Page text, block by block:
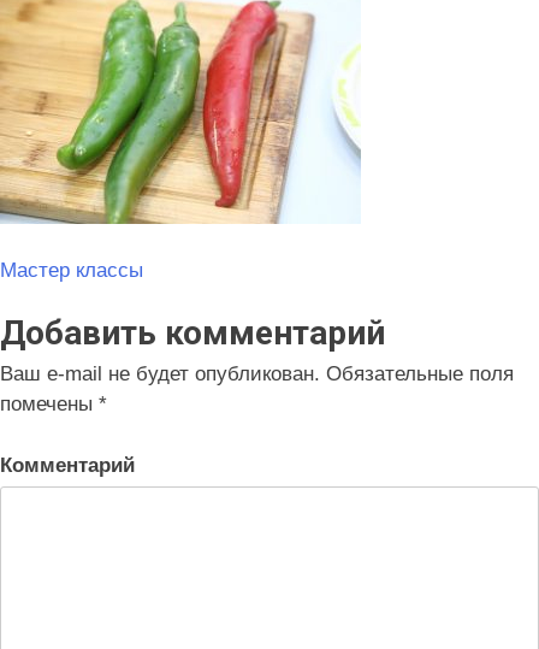
Навигация
по
записям
Мастер классы
Добавить комментарий
Ваш e-mail не будет опубликован. Обязательные поля
помечены *
Комментарий